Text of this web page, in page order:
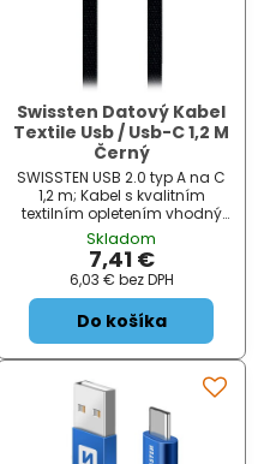
Swissten Datový Kabel
Textile Usb / Usb-C 1,2 M
Černý
SWISSTEN USB 2.0 typ A na C
1,2 m; Kabel s kvalitním
textilním opletením vhodný
pro připojení zařízení s
konektorem USB typu C k
počítači. Podporuje nabíjení
proudem až 3 A. ZÁKLADNÍ
SPECIFIKACE;...
Skladom
7,41 €
6,03 € bez DPH
Do košíka